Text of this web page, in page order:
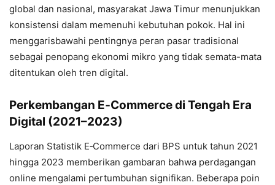
global dan nasional, masyarakat Jawa Timur menunjukkan
konsistensi dalam memenuhi kebutuhan pokok. Hal ini
menggarisbawahi pentingnya peran pasar tradisional
sebagai penopang ekonomi mikro yang tidak semata-mata
ditentukan oleh tren digital.
Perkembangan E‑Commerce di Tengah Era
Digital (2021–2023)
Laporan Statistik E‑Commerce dari BPS untuk tahun 2021
hingga 2023 memberikan gambaran bahwa perdagangan
online mengalami pertumbuhan signifikan. Beberapa poin